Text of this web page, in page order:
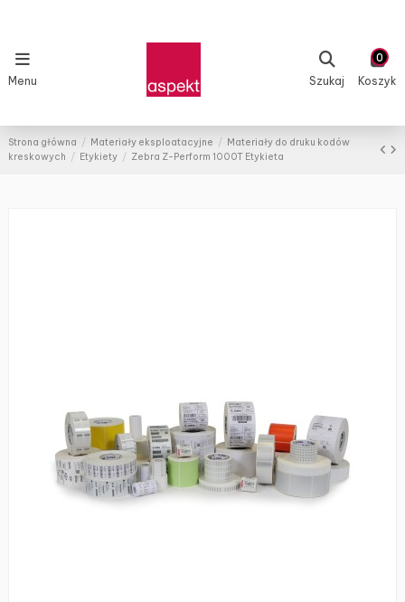
Menu Szukaj
0
Koszyk
Strona główna Materiały eksploatacyjne
Materiały do druku kodów
kreskowych
Etykiety Zebra Z-Perform 1000T Etykieta